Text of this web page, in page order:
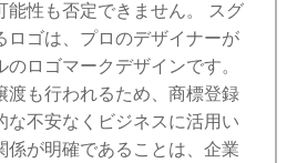
能性も否定できません。 スグ
ロゴは、プロのデザイナーが
ロゴマークデザインです。
渡も行われるため、商標登録
な不安なくビジネスに活用い
係が明確であることは、企業